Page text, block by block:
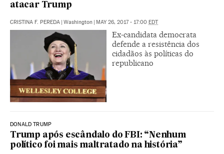
atacar Trump
CRISTINA F. PEREDA | Washington | MAY 26, 2017 - 17:00 EDT
Ex-candidata democrata
defende a resistência dos
cidadãos às políticas do
republicano
DONALD TRUMP
Trump após escândalo do FBI: “Nenhum
político foi mais maltratado na história”